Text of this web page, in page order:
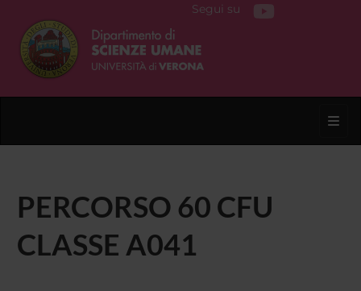
Segui su
PERCORSO 60 CFU
CLASSE A041